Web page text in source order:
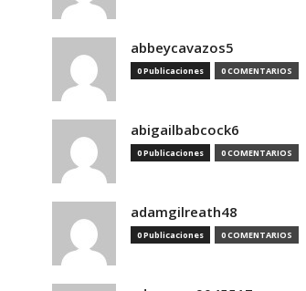
abbeycavazos5
0 Publicaciones 0 COMENTARIOS
abigailbabcock6
0 Publicaciones 0 COMENTARIOS
adamgilreath48
0 Publicaciones 0 COMENTARIOS